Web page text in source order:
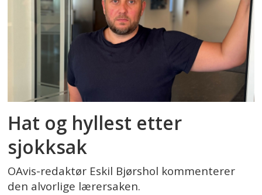
Hat og hyllest etter
sjokksak
OAvis-redaktør Eskil Bjørshol kommenterer
den alvorlige lærersaken.